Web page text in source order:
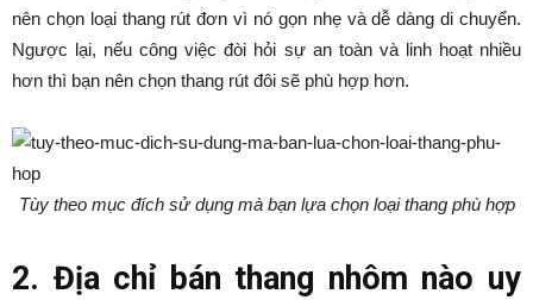
nên chọn loại thang rút đơn vì nó gọn nhẹ và dễ dàng di chuyển.
Ngược lại, nếu công việc đòi hỏi sự an toàn và linh hoạt nhiều
hơn thì bạn nên chọn thang rút đôi sẽ phù hợp hơn.
Tùy theo mục đích sử dụng mà bạn lựa chọn loại thang phù hợp
2. Địa chỉ bán thang nhôm nào uy